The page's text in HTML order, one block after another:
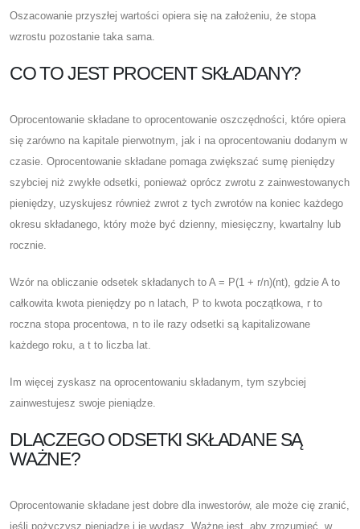
Oszacowanie przyszłej wartości opiera się na założeniu, że stopa
wzrostu pozostanie taka sama.
CO TO JEST PROCENT SKŁADANY?
Oprocentowanie składane to oprocentowanie oszczędności, które opiera
się zarówno na kapitale pierwotnym, jak i na oprocentowaniu dodanym w
czasie. Oprocentowanie składane pomaga zwiększać sumę pieniędzy
szybciej niż zwykłe odsetki, ponieważ oprócz zwrotu z zainwestowanych
pieniędzy, uzyskujesz również zwrot z tych zwrotów na koniec każdego
okresu składanego, który może być dzienny, miesięczny, kwartalny lub
rocznie.
Wzór na obliczanie odsetek składanych to A = P(1 + r/n)(nt), gdzie A to
całkowita kwota pieniędzy po n latach, P to kwota początkowa, r to
roczna stopa procentowa, n to ile razy odsetki są kapitalizowane
każdego roku, a t to liczba lat.
Im więcej zyskasz na oprocentowaniu składanym, tym szybciej
zainwestujesz swoje pieniądze.
DLACZEGO ODSETKI SKŁADANE SĄ
WAŻNE?
Oprocentowanie składane jest dobre dla inwestorów, ale może cię zranić,
jeśli pożyczysz pieniądze i je wydasz. Ważne jest, aby zrozumieć, w